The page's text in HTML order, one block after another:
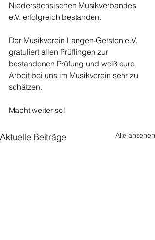
Niedersächsischen Musikverbandes
e.V. erfolgreich bestanden.
Der Musikverein Langen-Gersten e.V.
gratuliert allen Prüflingen zur
bestandenen Prüfung und weiß eure
Arbeit bei uns im Musikverein sehr zu
schätzen.
Macht weiter so!
Aktuelle Beiträge Alle ansehen